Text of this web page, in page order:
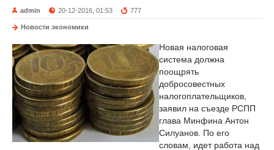
admin 20-12-2016, 01:53 777
Новости экономики
Новая налоговая
система должна
поощрять
добросовестных
налогоплательщиков,
заявил на съезде РСПП
глава Минфина Антон
Силуанов. По его
словам, идет работа над